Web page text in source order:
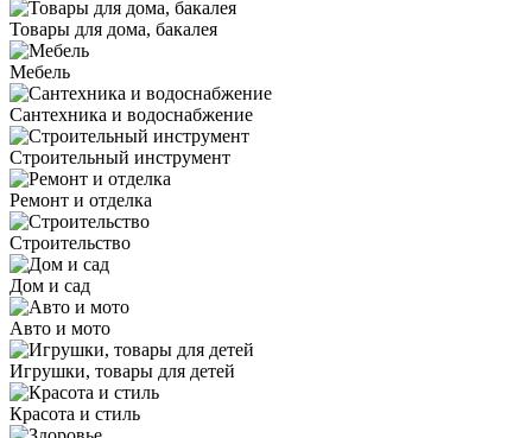
Товары для дома, бакалея
Мебель
Сантехника и водоснабжение
Строительный инструмент
Ремонт и отделка
Строительство
Дом и сад
Авто и мото
Игрушки, товары для детей
Красота и стиль